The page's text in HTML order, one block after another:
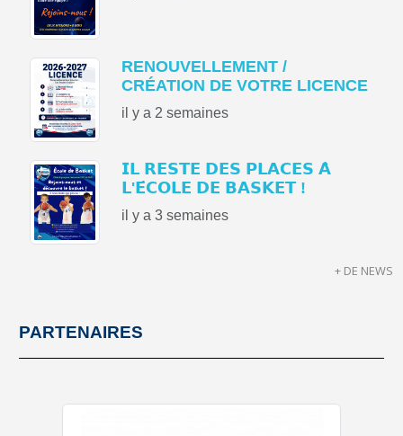
RENOUVELLEMENT /
CRÉATION DE VOTRE LICENCE
il y a 2 semaines
𝗜𝗟 𝗥𝗘𝗦𝗧𝗘 𝗗𝗘𝗦 𝗣𝗟𝗔𝗖𝗘𝗦 𝗔̀
𝗟'𝗘́𝗖𝗢𝗟𝗘 𝗗𝗘 𝗕𝗔𝗦𝗞𝗘𝗧 !
il y a 3 semaines
+ DE NEWS
PARTENAIRES